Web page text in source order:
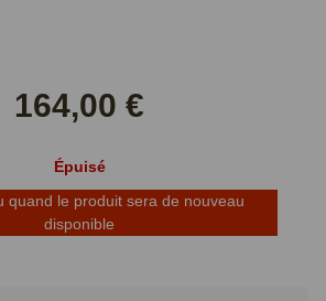
164,00 €
Épuisé
quand le produit sera de nouveau
disponible